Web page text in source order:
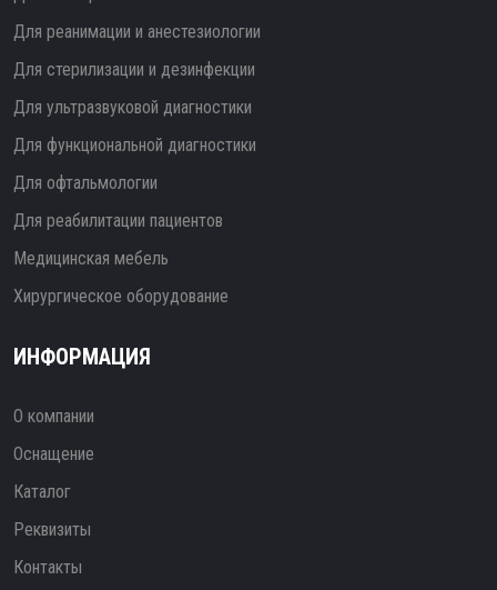
Для реанимации и анестезиологии
Для стерилизации и дезинфекции
Для ультразвуковой диагностики
Для функциональной диагностики
Для офтальмологии
Для реабилитации пациентов
Медицинская мебель
Хирургическое оборудование
ИНФОРМАЦИЯ
О компании
Оснащение
Каталог
Реквизиты
Контакты